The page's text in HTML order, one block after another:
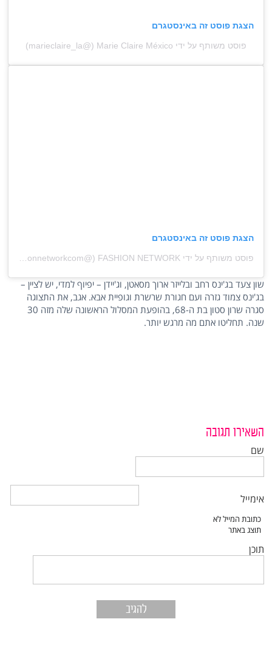
הצגת פוסט זה באינסטגרם
פוסט משותף על ידי ‏‎Marie Claire México‎‏ (@‏‎marieclaire_la‎‏)
הצגת פוסט זה באינסטגרם
פוסט משותף על ידי ‏‎FASHION NETWORK‎‏ (@‏‎fashionnetworkcom‎‏)
שון צעד בג'ינס רחב ובלייזר ארוך מסאטן, וג'יידן – יפיוף למדי, יש לציין –
בג'ינס צמוד גזרה ועם חגורת שרשרת וגופיית אבא. אגב, את התצוגה
סגרה שרון סטון בת ה-68, בהופעת המסלול הראשונה שלה מזה 30
שנה. תחליטו אתם מה מרגש יותר.
השאירו תגובה
שם
אימייל
תוכן